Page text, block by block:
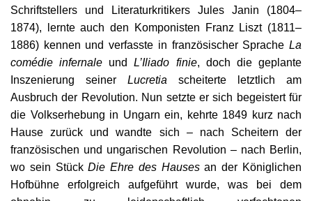
Schriftstellers und Literaturkritikers Jules Janin (1804–
1874), lernte auch den Komponisten Franz Liszt (1811–
1886) kennen und verfasste in französischer Sprache La
comédie infernale undL’Iliado finie, doch die geplante
Inszenierung seiner Lucretia scheiterte letztlich am
Ausbruch der Revolution. Nun setzte er sich begeistert für
die Volkserhebung in Ungarn ein, kehrte 1849 kurz nach
Hause zurück und wandte sich – nach Scheitern der
französischen und ungarischen Revolution – nach Berlin,
wo sein StückDie Ehre des Hausesan der Königlichen
Hofbühne erfolgreich aufgeführt wurde, was bei dem